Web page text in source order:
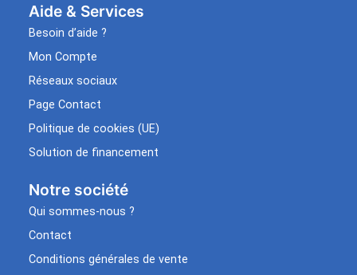
Aide & Services​
Besoin d’aide ?
Mon Compte
Réseaux sociaux
Page Contact
Politique de cookies (UE)
Solution de financement
Notre société
Qui sommes-nous ?
Contact
Conditions générales de vente